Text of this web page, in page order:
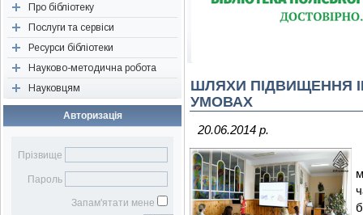
Про бібліотеку
Наші друзі, партнери,
спонсори
Історична довідка
Структура
Нормативні документи
Послуги та сервіси
Перевірка «на плагіат»
Консультація
Визначення індексів
Підбір літератури
Редагування джерел
Віртуальна довідка
Електронна доставка
документів
Ресурси бібліотеки
Періодичні видання
Ресурси відкритого доступу
Нові надходження
Бібліографічні видання
Віртуальна виставка
Науково-методична робота
Об’єднання бібліотек
Конференції, семінари,
тренінги
Бібліотечному фахівцю
Науковцям
Авторам наукових публікацій
Поради для написання
наукових робіт
Бібліометрика української
науки
Підбір журналів для
Авторизація
Прізвище
Пароль
Запам'ятати мене
ШЛЯХИ ПІДВИЩЕННЯ
УМОВАХ
20.06.2014 р.